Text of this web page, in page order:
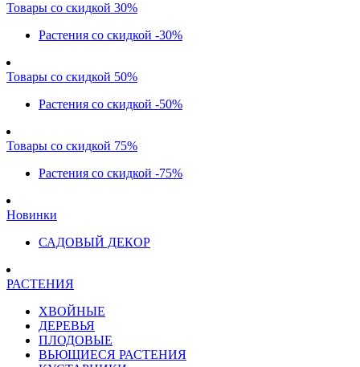
Товары со скидкой 30%
Растения со скидкой -30%
Товары со скидкой 50%
Растения со скидкой -50%
Товары со скидкой 75%
Растения со скидкой -75%
Новинки
САДОВЫЙ ДЕКОР
РАСТЕНИЯ
ХВОЙНЫЕ
ДЕРЕВЬЯ
ПЛОДОВЫЕ
ВЬЮЩИЕСЯ РАСТЕНИЯ